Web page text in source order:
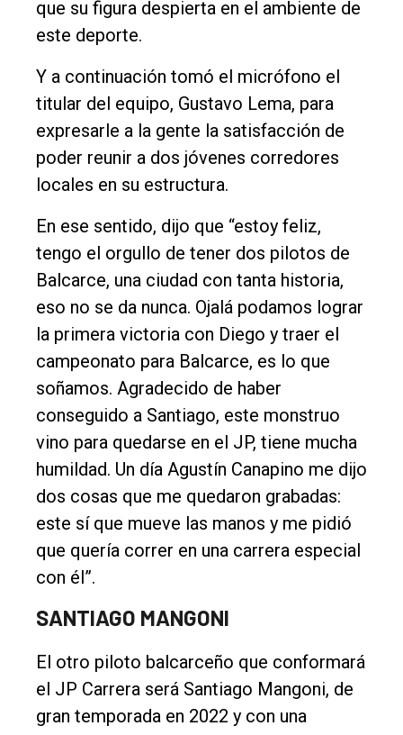
que su figura despierta en el ambiente de
este deporte.
Y a continuación tomó el micrófono el
titular del equipo, Gustavo Lema, para
expresarle a la gente la satisfacción de
poder reunir a dos jóvenes corredores
locales en su estructura.
En ese sentido, dijo que “estoy feliz,
tengo el orgullo de tener dos pilotos de
Balcarce, una ciudad con tanta historia,
eso no se da nunca. Ojalá podamos lograr
la primera victoria con Diego y traer el
campeonato para Balcarce, es lo que
soñamos. Agradecido de haber
conseguido a Santiago, este monstruo
vino para quedarse en el JP, tiene mucha
humildad. Un día Agustín Canapino me dijo
dos cosas que me quedaron grabadas:
este sí que mueve las manos y me pidió
que quería correr en una carrera especial
con él”.
SANTIAGO MANGONI
El otro piloto balcarceño que conformará
el JP Carrera será Santiago Mangoni, de
gran temporada en 2022 y con una